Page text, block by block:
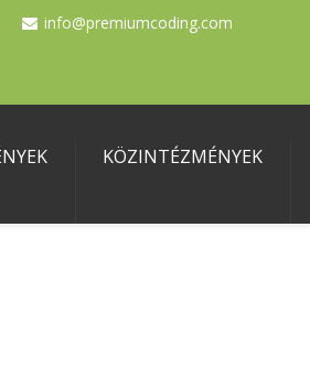
info@premiumcoding.com
KÖZINTÉZMÉNYEK